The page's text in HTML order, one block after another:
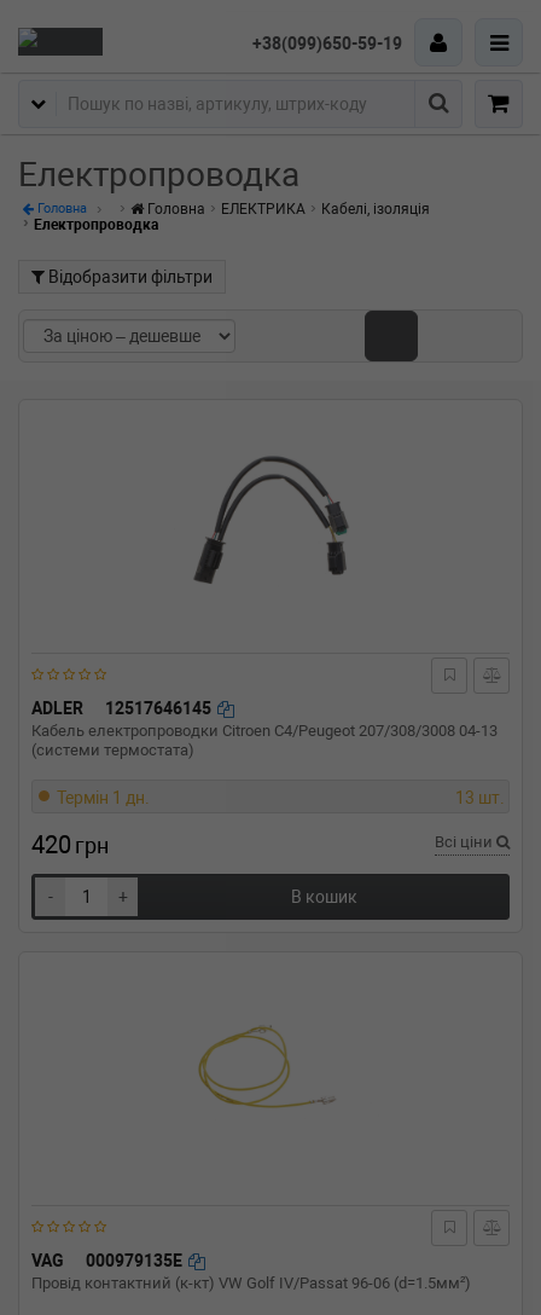
+38(099)650-59-19
Пошук
Електропроводка
Головна Головна ЕЛЕКТРИКА
Кабелі, ізоляція
Електропроводка
Відобразити фільтри
ADLER 12517646145
Кабель електропроводки Citroen C4/Peugeot 207/308/3008 04-13
(системи термостата)
Термін 1 дн. 13 шт.
420 грн Всі ціни
- + В кошик
VAG 000979135E
Провід контактний (к-кт) VW Golf IV/Passat 96-06 (d=1.5мм²)